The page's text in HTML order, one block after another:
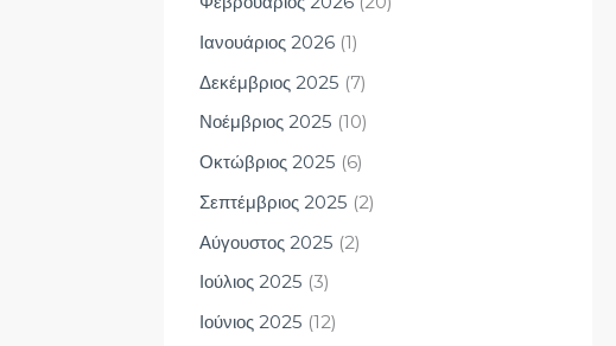
Ιανουάριος 2026(1)
Δεκέμβριος 2025 (7)
Νοέμβριος 2025 (10)
Οκτώβριος 2025 (6)
Σεπτέμβριος 2025 (2)
Αύγουστος 2025 (2)
Ιούλιος 2025 (3)
Ιούνιος 2025 (12)